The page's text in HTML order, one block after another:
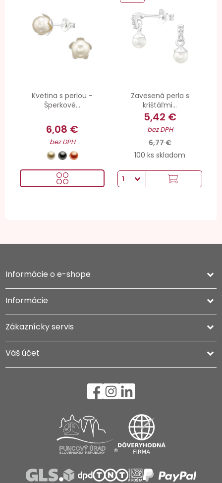
Kvetina s perlou -
Šperkové...
6,08 €
bez DPH
Zavesená perla s
krištáľmi...
5,42 €
bez DPH
6,77 €
100 ks skladom
Informácie o e-shope keyboard_arrow_down
Informácie 
Zákaznícky servis 
Váš účet 